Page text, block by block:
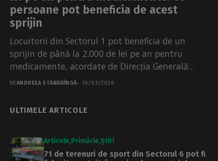
persoane pot beneficia de acest
sprijin
Locuitorii din Sectorul 1 pot beneficia de un
sprijin de până la 2.000 de lei pe an pentru
medicamente, acordate de Direcția Generală...
DEANDREEA STĂNĂRÎNGĂ 26/03/2026
ULTIMELE ARTICOLE
Articole Primărie Știri
71 de terenuri de sport din Sectorul 6 pot fi